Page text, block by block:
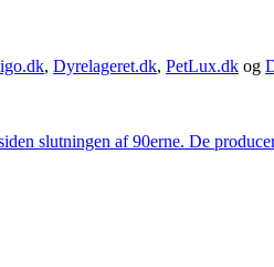
, Dyrelageret.dk, PetLux.dk og
slutningen af 90erne. De